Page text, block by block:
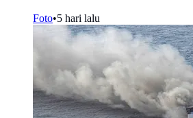
Foto•5 hari lalu